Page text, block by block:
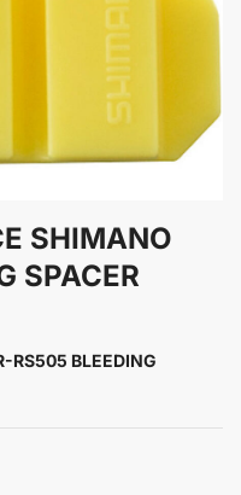
SHIMANO
SPACER
RS505 BLEEDING